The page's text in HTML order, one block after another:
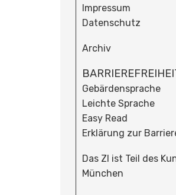
Impressum
Datenschutz
Archiv
Gebärdensprache
Leichte Sprache
Easy Read
Erklärung zur
Das ZI ist Teil des
München